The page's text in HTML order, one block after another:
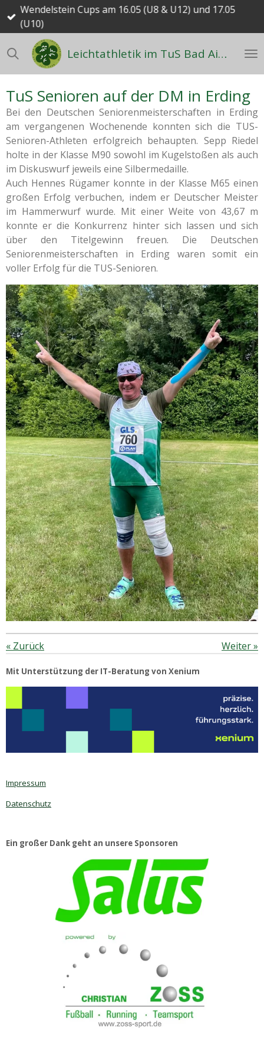
Zum
Hauptinhalt
springen
Leichtathletik im TuS Bad Aibling
Wendelstein Cups am 16.05 (U8 & U12) und 17.05
(U10)
TuS Senioren auf der DM in Erding
Bei den Deutschen Seniorenmeisterschaften in Erding
am vergangenen Wochenende konnten sich die TUS-
Senioren-Athleten erfolgreich behaupten. Sepp Riedel
holte in der Klasse M90 sowohl im Kugelstoßen als auch
im Diskuswurf jeweils eine Silbermedaille.
Auch Hennes Rügamer konnte in der Klasse M65 einen
großen Erfolg verbuchen, indem er Deutscher Meister
im Hammerwurf wurde. Mit einer Weite von 43,67 m
konnte er die Konkurrenz hinter sich lassen und sich
über den Titelgewinn freuen. Die Deutschen
Seniorenmeisterschaften in Erding waren somit ein
voller Erfolg für die TUS-Senioren.
« Zurück Weiter»
Mit Unterstützung der IT-Beratung von Xenium
Impressum
Datenschutz
Ein großer Dank geht an unsere Sponsoren